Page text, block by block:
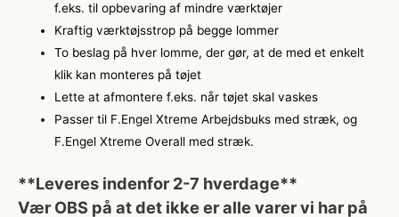
f.eks. til opbevaring af mindre værktøjer
Kraftig værktøjsstrop på begge lommer
To beslag på hver lomme, der gør, at de med et enkelt
klik kan monteres på tøjet
Lette at afmontere f.eks. når tøjet skal vaskes
Passer til F.Engel Xtreme Arbejdsbuks med stræk, og
F.Engel Xtreme Overall med stræk.
**Leveres indenfor 2-7 hverdage**
Vær OBS på at det ikke er alle varer vi har på